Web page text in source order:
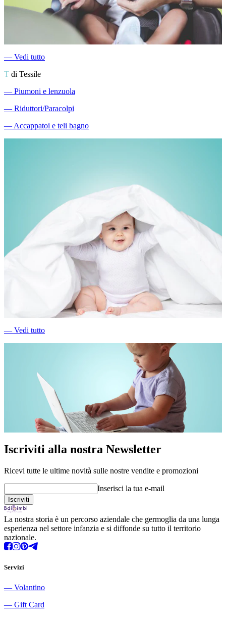
― Vedi tutto
T di Tessile
― Piumoni e lenzuola
― Riduttori/Paracolpi
―Accappatoi e teli bagno
― Vedi tutto
Iscriviti alla nostra Newsletter
Ricevi tutte le ultime novità sulle nostre vendite e promozioni
Inserisci la tua e-mail
La nostra storia è un percorso aziendale che germoglia da una lunga
esperienza nel settore infanzia e si diffonde su tutto il territorio
nazionale.
Servizi
― Volantino
― Gift Card